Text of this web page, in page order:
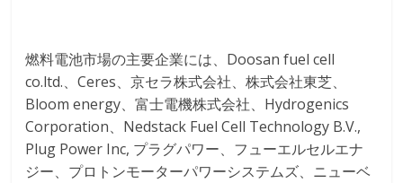
燃料電池市場の主要企業には、Doosan fuel cell
co.ltd.、Ceres、京セラ株式会社、株式会社東芝、
Bloom energy、富士電機株式会社、Hydrogenics
Corporation、Nedstack Fuel Cell Technology B.V.,
Plug Power Inc, プラグパワー、フューエルセルエナ
ジー、プロトンモーターパワーシステムズ、ニューベ